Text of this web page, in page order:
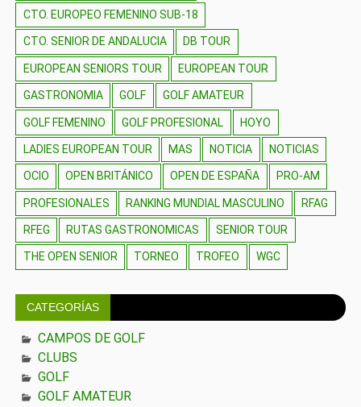
CTO. EUROPEO FEMENINO SUB-18
CTO. SENIOR DE ANDALUCIA DB TOUR
EUROPEAN SENIORS TOUR EUROPEAN TOUR
GASTRONOMIA GOLF GOLF AMATEUR
GOLF FEMENINO GOLF PROFESIONAL HOYO
LADIES EUROPEAN TOUR MAS NOTICIA NOTICIAS
OCIO OPEN BRITÁNICO OPEN DE ESPAÑA PRO-AM
PROFESIONALES RANKING MUNDIAL MASCULINO RFAG
RFEG RUTAS GASTRONOMICAS SENIOR TOUR
THE OPEN SENIOR TORNEO TROFEO WGC
CATEGORÍAS
CAMPOS DE GOLF
CLUBS
GOLF
GOLF AMATEUR